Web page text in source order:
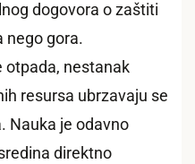
dogovora o zaštiti
nego gora.
otpada, nestanak
resursa ubrzavaju se
Nauka je odavno
direktno